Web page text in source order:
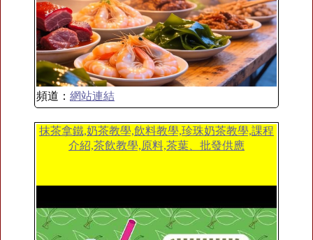
頻道： 網站連結
抹茶拿鐵,奶茶教學,飲料教學,珍珠奶茶教學,課程
介紹,茶飲教學,原料,茶葉、批發供應